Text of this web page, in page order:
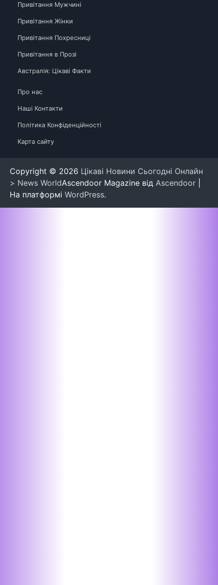
Привітання Мужчині
Привітання Жінки
Привітання Похресниці
Привітання в Прозі
Австралія: Цікаві Факти
Про нас
Наші Контакти
Політика Конфіденційності
Карта сайту
Copyright © 2026 Цікаві Новини Сьогодні Онлайн
> News WorldAscendoor Magazine від Ascendoor
На платформі WordPress.